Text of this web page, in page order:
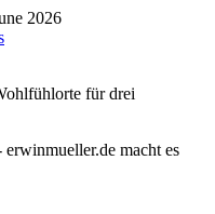
2026
für drei